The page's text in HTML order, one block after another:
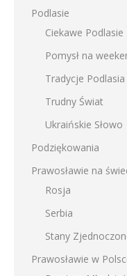
Podlasie
Ciekawe Podlasie
Pomysł na
Tradycje Podlasia
Trudny Świat
Ukraińskie Słowo
Podziękowania
Prawosławie na
Rosja
Serbia
Stany
Prawosławie w